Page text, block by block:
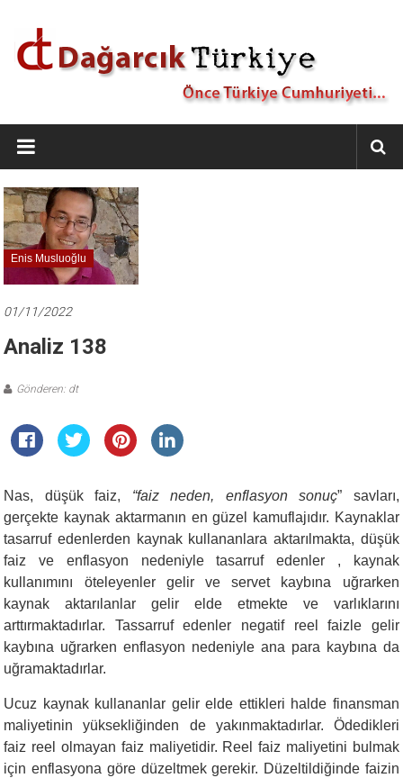
Dağarcık
Türkiye
Önce
Türkiye
Cumhuriyeti…
Enis Musluoğlu
01/11/2022
Analiz 138
Gönderen: dt
Nas, düşük faiz, “faiz neden, enflasyon sonuç” savları,
gerçekte kaynak aktarmanın en güzel kamuflajıdır. Kaynaklar
tasarruf edenlerden kaynak kullananlara aktarılmakta, düşük
faiz ve enflasyon nedeniyle tasarruf edenler , kaynak
kullanımını öteleyenler gelir ve servet kaybına uğrarken
kaynak aktarılanlar gelir elde etmekte ve varlıklarını
arttırmaktadırlar. Tassarruf edenler negatif reel faizle gelir
kaybına uğrarken enflasyon nedeniyle ana para kaybına da
uğramaktadırlar.
Ucuz kaynak kullananlar gelir elde ettikleri halde finansman
maliyetinin yüksekliğinden de yakınmaktadırlar. Ödedikleri
faiz reel olmayan faiz maliyetidir. Reel faiz maliyetini bulmak
için enflasyona göre düzeltmek gerekir. Düzeltildiğinde faizin